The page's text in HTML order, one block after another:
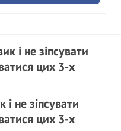
не зіпсувати
цих 3-х